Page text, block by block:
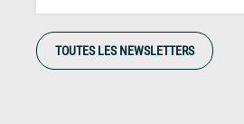
TOUTES LES NEWSLETTERS